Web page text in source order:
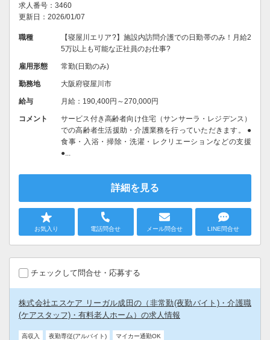
求人番号：3460
更新日：2026/01/07
職種
【寝屋川エリア?】施設内訪問介護での日勤帯のみ！月給2
5万以上も可能な正社員のお仕事?
雇用形態 常勤(日勤のみ)
勤務地 大阪府寝屋川市
給与 月給：190,400円～270,000円
コメント
サービス付き高齢者向け住宅（サンサーラ・レジデンス）
での高齢者生活援助・介護業務を行っていただきます。 ●
食事・入浴・掃除・洗濯・レクリエーションなどの支援
●...
詳細を見る
お気入り 電話問合せ メール問合せ LINE問合せ
チェックして問合せ・応募する
株式会社エスケア リーガル成田の（非常勤(夜勤バイト)・介護職
(ケアスタッフ)・有料老人ホーム）の求人情報
高収入 夜勤専従(アルバイト) マイカー通勤OK